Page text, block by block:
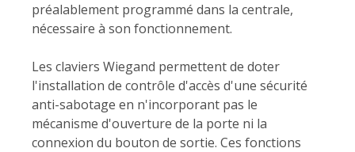
préalablement programmé dans la centrale,
nécessaire à son fonctionnement.
Les claviers Wiegand permettent de doter
l'installation de contrôle d'accès d'une sécurité
anti-sabotage en n'incorporant pas le
mécanisme d'ouverture de la porte ni la
connexion du bouton de sortie. Ces fonctions